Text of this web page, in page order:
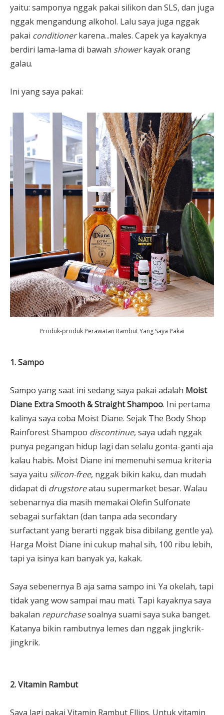
yaitu: samponya nggak pakai silikon dan SLS, dan juga
nggak mengandung alkohol. Lalu saya juga nggak
pakai conditionerkarena...males. Capek ya kayaknya
berdiri lama-lama di bawah showerkayak orang
galau.
Ini yang saya pakai:
Produk-produk Perawatan Rambut Yang Saya Pakai
1. Sampo
Sampo yang saat ini sedang saya pakai adalah Moist
Diane Extra Smooth & Straight Shampoo. Ini pertama
kalinya saya coba Moist Diane. Sejak The Body Shop
Rainforest Shampoo discontinue, saya udah nggak
punya pegangan hidup lagi dan selalu gonta-ganti aja
kalau habis. Moist Diane ini memenuhi semua kriteria
saya yaitu silicon-free, nggak bikin kaku, dan mudah
didapat di drugstoreatau supermarket besar. Walau
sebenarnya dia masih memakai Olefin Sulfonate
sebagai surfaktan (dan tanpa ada secondary
surfactant yang berarti nggak bisa dibilang gentle ya).
Harga Moist Diane ini cukup mahal sih, 100 ribu lebih,
tapi ya isinya kan banyak ya, kakak.
Saya sebenernya B aja sama sampo ini. Ya okelah, tapi
tidak yang wow sampai mau mati. Tapi kayaknya saya
bakalan repurchasesoalnya suami saya suka banget.
Katanya bikin rambutnya lemes dan nggak jingkrik-
jingkrik.
2. Vitamin Rambut
Saya lagi pakai Vitamin Rambut Ellips. Untuk vitamin